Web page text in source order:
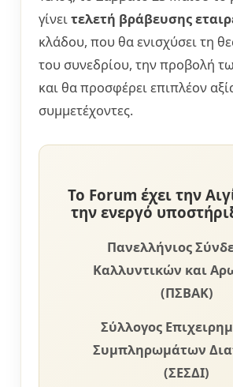
γίνειτελετή βράβευσης
κλάδου, που θα ενισχύσει τη
του συνεδρίου, την προβολή
και θα προσφέρει επιπλέον
συμμετέχοντες.
Το Forum έχει την
την ενεργό
Πανελλήνιος
Καλλυντικών και
(ΠΣΒΑΚ)
Σύλλογος
Συμπληρωμάτων
(ΣΕΣΔΙ)